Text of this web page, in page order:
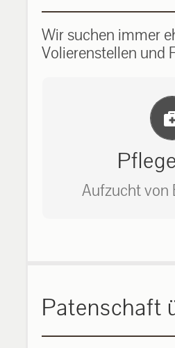
Wir suchen immer
Volierenstellen und
Aufzucht von
Patenschaft